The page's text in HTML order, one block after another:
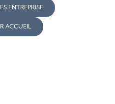
ENTREPRISE
ACCUEIL